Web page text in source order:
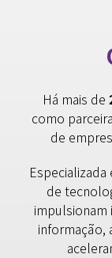
Há mais de
como
de
de
impulsionam
informação,